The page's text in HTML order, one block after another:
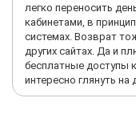
легко переносить
кабинетами, в
системах. Возврат
других сайтах. Да и
бесплатные доступы
интересно глянуть на